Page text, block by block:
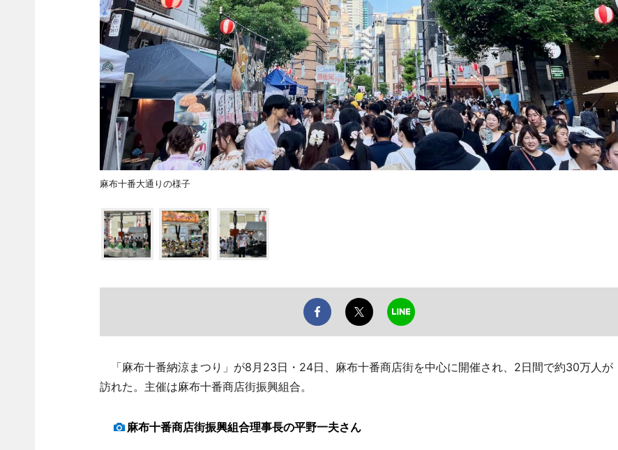
麻布十番大通りの様子
「麻布十番納涼まつり」が8月23日・24日、麻布十番商店街を中心に開催され、2日間で約30万人が
訪れた。主催は麻布十番商店街振興組合。
麻布十番商店街振興組合理事長の平野一夫さん